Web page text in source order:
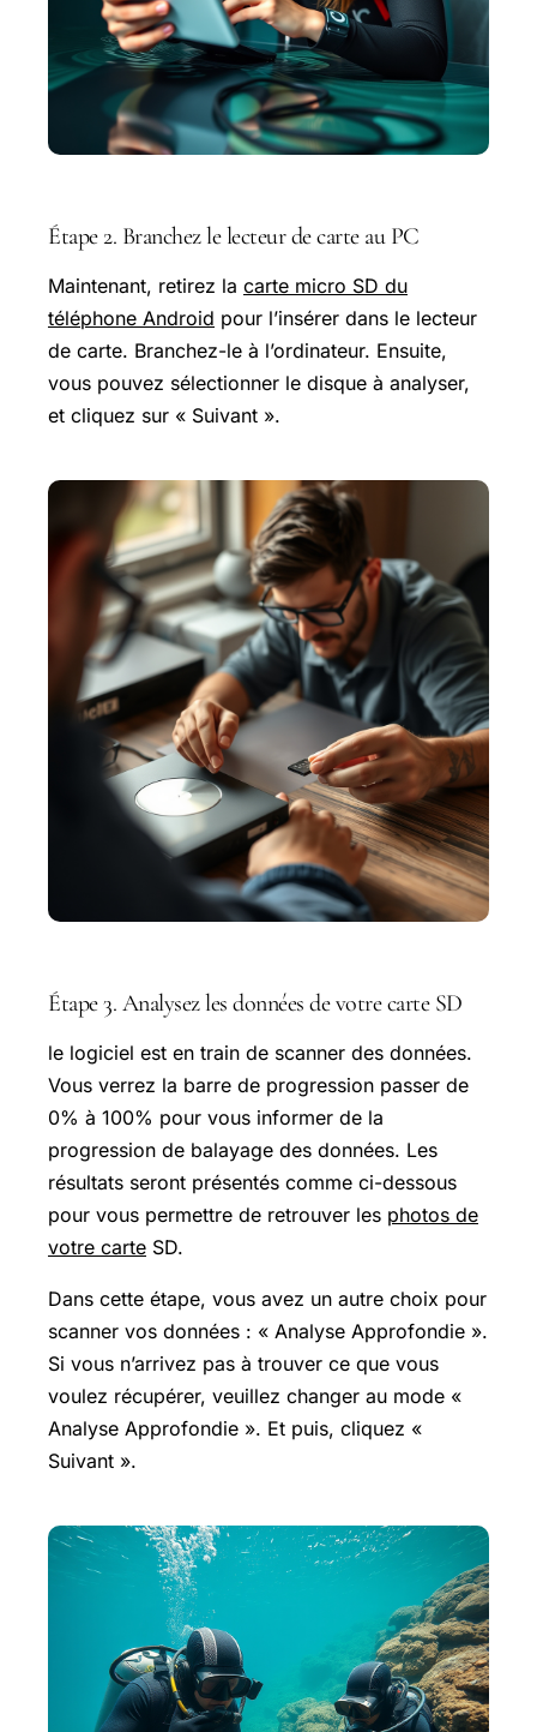
Étape 2. Branchez le lecteur de carte au PC
Maintenant, retirez la carte micro SD du
téléphone Android pour l’insérer dans le lecteur
de carte. Branchez-le à l’ordinateur. Ensuite,
vous pouvez sélectionner le disque à analyser,
et cliquez sur « Suivant ».
Étape 3. Analysez les données de votre carte SD
le logiciel est en train de scanner des données.
Vous verrez la barre de progression passer de
0% à 100% pour vous informer de la
progression de balayage des données. Les
résultats seront présentés comme ci-dessous
pour vous permettre de retrouver les photos de
votre carte SD.
Dans cette étape, vous avez un autre choix pour
scanner vos données : « Analyse Approfondie ».
Si vous n’arrivez pas à trouver ce que vous
voulez récupérer, veuillez changer au mode «
Analyse Approfondie ». Et puis, cliquez «
Suivant ».